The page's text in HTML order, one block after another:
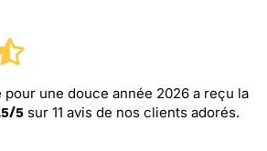
pour une douce année 2026 a reçu la
/5 sur 11 avis de nos clients adorés.